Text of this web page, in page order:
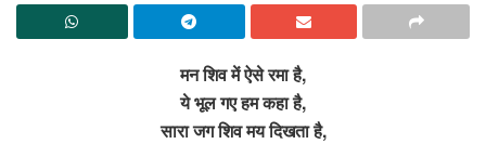
मन शिव में ऐसे रमा है,
ये भूल गए हम कहा है,
सारा जग शिव मय दिखता है,